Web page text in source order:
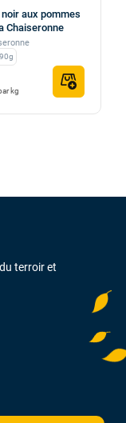
noir aux pommes
Chaiseronne
kg
terroir et